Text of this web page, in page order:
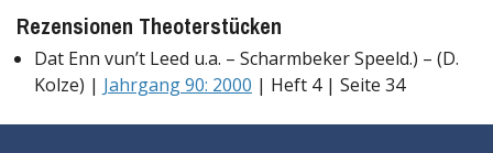
Rezensionen Theoterstücken
Dat Enn vun’t Leed u.a. – Scharmbeker Speeld.) – (D.
Kolze) | Jahrgang 90: 2000 | Heft 4 | Seite 34